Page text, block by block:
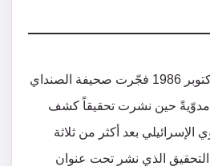
في صباح الخامس من أكتوبر 1986 فجّرت صحيفة الصنداي
مدوّيةً حين نشرت تحقيقاً كشف
الإسرائيلي بعد أكثر من ثلاثة
الذي نشر تحت عنوان